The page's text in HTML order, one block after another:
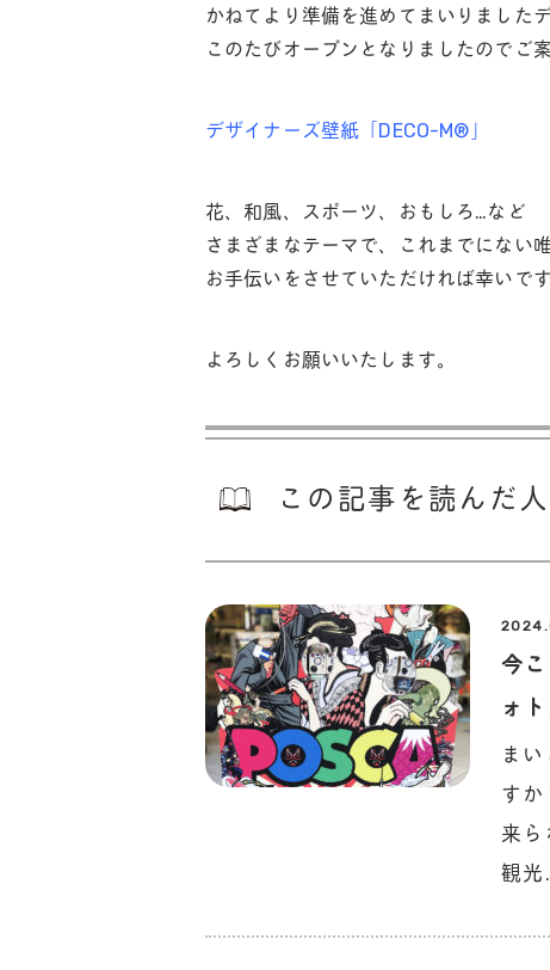
かねてより準備を進めてまいりました
このたびオープンとなりましたのでご
デザイナーズ壁紙「DECO-M®️」
花、和風、スポーツ、おもしろ…など
さまざまなテーマで、これまでにない
お手伝いをさせていただければ幸いです
よろしくお願いいたします。
この記事を読んだ人
今
ォ
ま
す
来ら
観光